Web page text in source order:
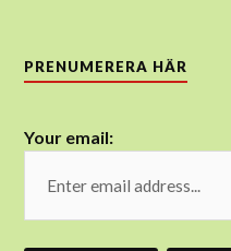
PRENUMERERA HÄR
Your email: